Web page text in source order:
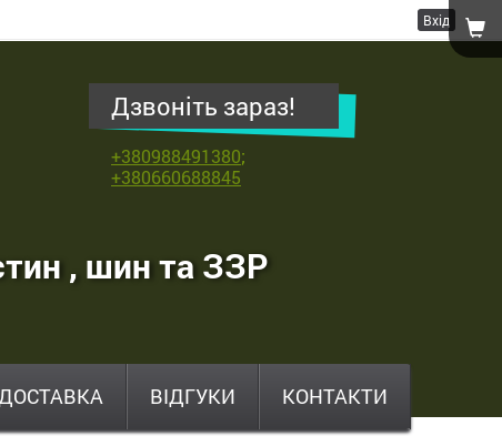
Вхід
Дзвоніть зараз!
+380988491380;
+380660688845
, шин та ЗЗР
ВІДГУКИ КОНТАКТИ